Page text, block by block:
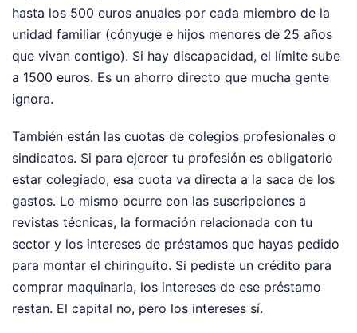
hasta los 500 euros anuales por cada miembro de la
unidad familiar (cónyuge e hijos menores de 25 años
que vivan contigo). Si hay discapacidad, el límite sube
a 1500 euros. Es un ahorro directo que mucha gente
ignora.
También están las cuotas de colegios profesionales o
sindicatos. Si para ejercer tu profesión es obligatorio
estar colegiado, esa cuota va directa a la saca de los
gastos. Lo mismo ocurre con las suscripciones a
revistas técnicas, la formación relacionada con tu
sector y los intereses de préstamos que hayas pedido
para montar el chiringuito. Si pediste un crédito para
comprar maquinaria, los intereses de ese préstamo
restan. El capital no, pero los intereses sí.